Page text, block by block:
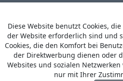
© CopyrightHeino Büse MX
Reserved
Diese Website benutzt Cookies,
der Website erforderlich sind und
Cookies, die den Komfort bei
der Direktwerbung dienen oder
Websites und sozialen
nur mit Ihrer